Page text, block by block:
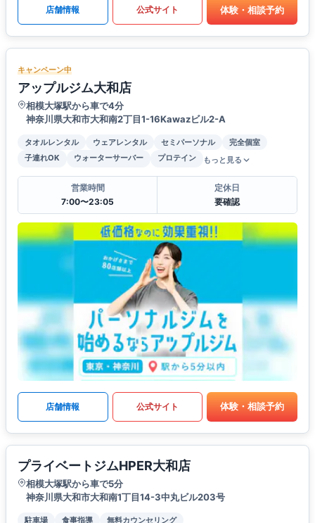
店舗情報 公式サイト 体験・相談予約
キャンペーン中
アップルジム大和店
相模大塚駅から車で4分
神奈川県大和市大和南2丁目1-16Kawazビル2-A
タオルレンタル ウェアレンタル セミパーソナル
完全個室
子連れOK
ウォーターサーバー プロテイン もっと見る
営業時間
7:00〜23:05
定休日
要確認
店舗情報 公式サイト 体験・相談予約
プライベートジムHPER大和店
相模大塚駅から車で5分
神奈川県大和市大和南1丁目14-3中丸ビル203号
駐車場 食事指導 無料カウンセリング